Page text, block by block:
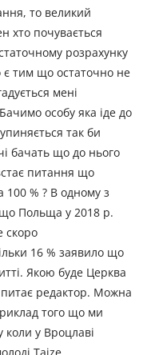
то великий
хто почувається
розрахунку
тим що остаточно не
мені
особу яка іде до
так би
бачать що до нього
питання що
100 % ? В одному з
Польща у 2018 р.
скоро
16 % заявило що
Якою буде Церква
питає редактор. Можна
того що ми
у Вроцлаві